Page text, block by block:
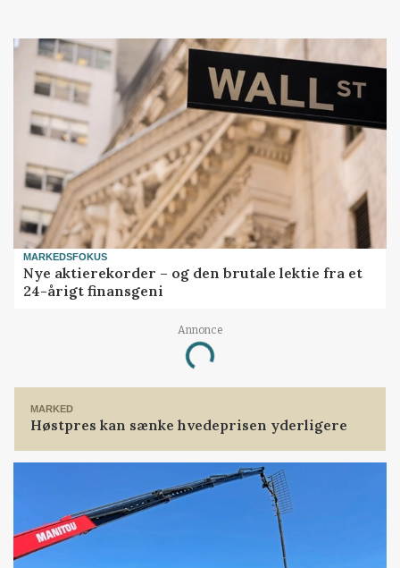
MARKEDSFOKUS
Nye aktierekorder – og den brutale lektie fra et
24-årigt finansgeni
Annonce
Loading...
MARKED
Høstpres kan sænke hvedeprisen yderligere